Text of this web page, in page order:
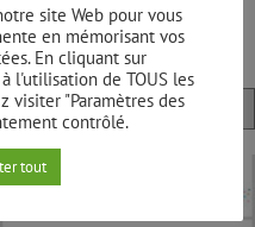
à faire !/ Création de
site Web pour vous
en mémorisant vos
En cliquant sur
l'utilisation de TOUS les
visiter "Paramètres des
contrôlé.
tout